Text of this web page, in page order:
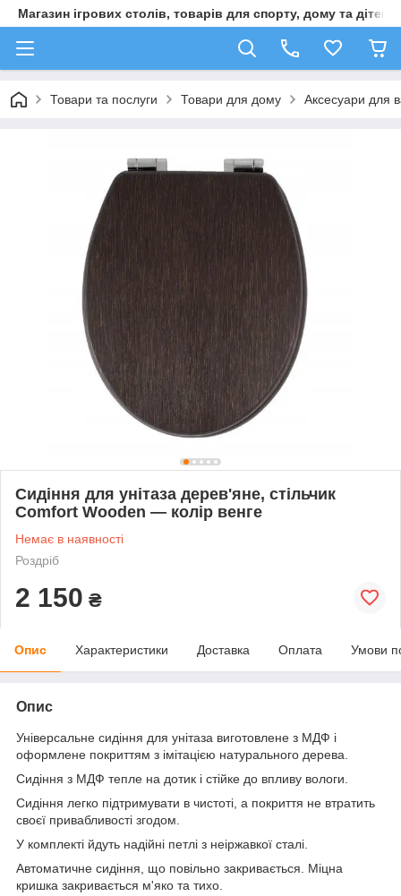
Магазин ігрових столів, товарів для спорту, дому та дітей
Товари та послуги Товари для дому Аксесуари для
Сидіння для унітаза дерев'яне, стільчик
Comfort Wooden — колір венге
Немає в наявності
Роздріб
2 150 ₴
Опис Характеристики Доставка Оплата Умови
Опис
Універсальне сидіння для унітаза виготовлене з МДФ і
оформлене покриттям з імітацією натурального дерева.
Сидіння з МДФ тепле на дотик і стійке до впливу вологи.
Сидіння легко підтримувати в чистоті, а покриття не втратить
своєї привабливості згодом.
У комплекті йдуть надійні петлі з неіржавкої сталі.
Автоматичне сидіння, що повільно закривається. Міцна
кришка закривається м'яко та тихо.